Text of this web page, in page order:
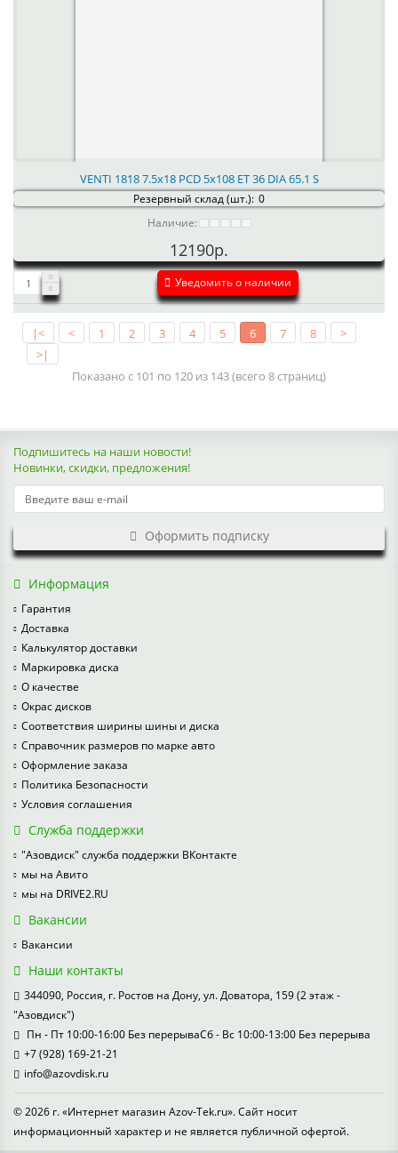
VENTI 1818 7.5x18 PCD 5x108 ET 36 DIA 65.1 S
Резервный склад (шт.): 0
Наличие:
12190р.
Уведомить о наличии
|< < 1 2 3 4 5 6 7 8
>
>|
Показано с 101 по 120 из 143 (всего 8 страниц)
Подпишитесь на наши новости!
Новинки, скидки, предложения!
Оформить подписку
Информация
Гарантия
Доставка
Калькулятор доставки
Маркировка диска
О качестве
Окрас дисков
Соответствия ширины шины и диска
Справочник размеров по марке авто
Оформление заказа
Политика Безопасности
Условия соглашения
Служба поддержки
"Азовдиск" служба поддержки ВКонтакте
мы на Авито
мы на DRIVE2.RU
Вакансии
Вакансии
Наши контакты
344090, Россия, г. Ростов на Дону, ул. Доватора, 159 (2 этаж -
"Азовдиск")
Пн - Пт 10:00-16:00 Без перерываСб - Вс 10:00-13:00 Без перерыва
+7 (928) 169-21-21
info@azovdisk.ru
© 2026 г. «Интернет магазин Azov-Tek.ru». Сайт носит
информационный характер и не является публичной офертой.